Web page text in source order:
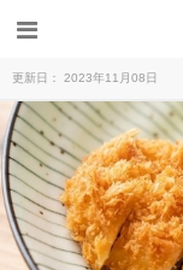
更新日： 2023年11月08日